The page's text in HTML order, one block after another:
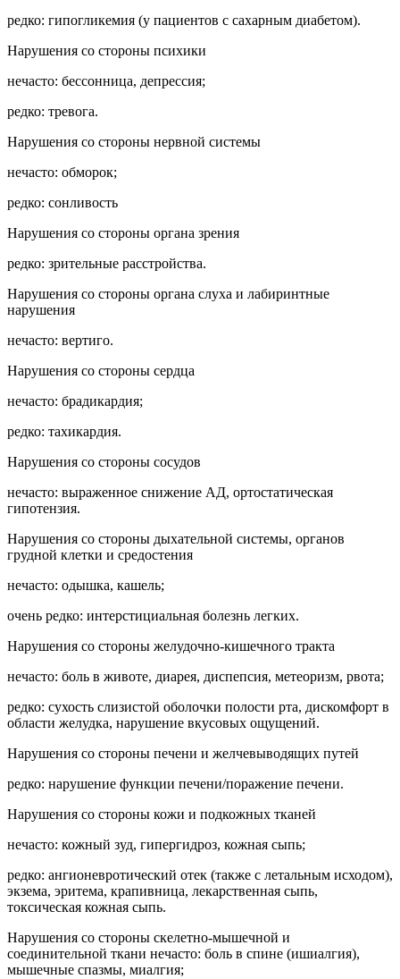
редко: гипогликемия (у пациентов с сахарным диабетом).
Нарушения со стороны психики
нечасто: бессонница, депрессия;
редко: тревога.
Нарушения со стороны нервной системы
нечасто: обморок;
редко: сонливость
Нарушения со стороны органа зрения
редко: зрительные расстройства.
Нарушения со стороны органа слуха и лабиринтные
нарушения
нечасто: вертиго.
Нарушения со стороны сердца
нечасто: брадикардия;
редко: тахикардия.
Нарушения со стороны сосудов
нечасто: выраженное снижение АД, ортостатическая
гипотензия.
Нарушения со стороны дыхательной системы, органов
грудной клетки и средостения
нечасто: одышка, кашель;
очень редко: интерстициальная болезнь легких.
Нарушения со стороны желудочно-кишечного тракта
нечасто: боль в животе, диарея, диспепсия, метеоризм, рвота;
редко: сухость слизистой оболочки полости рта, дискомфорт в
области желудка, нарушение вкусовых ощущений.
Нарушения со стороны печени и желчевыводящих путей
редко: нарушение функции печени/поражение печени.
Нарушения со стороны кожи и подкожных тканей
нечасто: кожный зуд, гипергидроз, кожная сыпь;
редко: ангионевротический отек (также с летальным исходом),
экзема, эритема, крапивница, лекарственная сыпь,
токсическая кожная сыпь.
Нарушения со стороны скелетно-мышечной и
соединительной ткани нечасто: боль в спине (ишиалгия),
мышечные спазмы, миалгия;